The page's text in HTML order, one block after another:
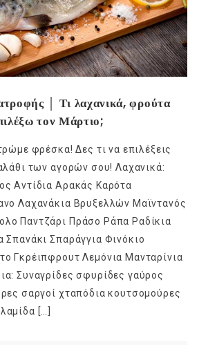
│ Τι λαχανικά, φρούτα
τον Μάρτιο;
φρέσκα! Δες τι να επιλέξεις
των αγορών σου! Λαχανικά:
Αντίδια Αρακάς Καρότα
Λαχανάκια Βρυξελλών Μαϊντανός
Παντζάρι Πράσο Ράπα Ραδίκια
Σπανάκι Σπαράγγια Φινόκιο
Γκρέιπφρουτ Λεμόνια Μανταρίνια
Συναγρίδες σφυρίδες γαύρος
σαργοί χταπόδια κουτσομούρες
[…]